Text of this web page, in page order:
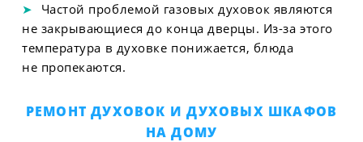
Частой проблемой газовых духовок являются
не закрывающиеся до конца дверцы. Из-за этого
температура в духовке понижается, блюда
не пропекаются.
РЕМОНТ ДУХОВОК И ДУХОВЫХ ШКАФОВ
НА ДОМУ